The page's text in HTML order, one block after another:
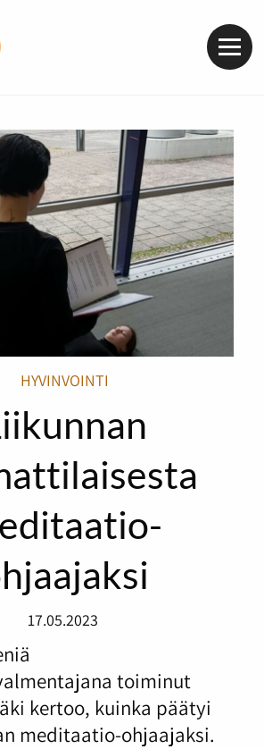
HYVINVOINTI
17.05.2023
toiminut
kertoo, kuinka päätyi
meditaatio-ohjaajaksi.